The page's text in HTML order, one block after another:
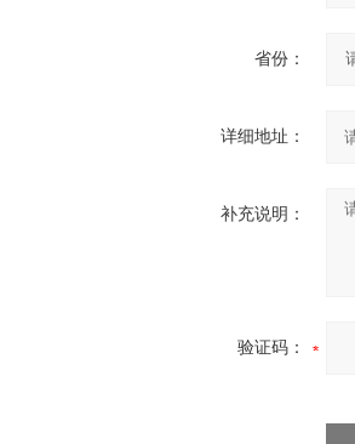
省份：
详细地址：
补充说明：
验证码：